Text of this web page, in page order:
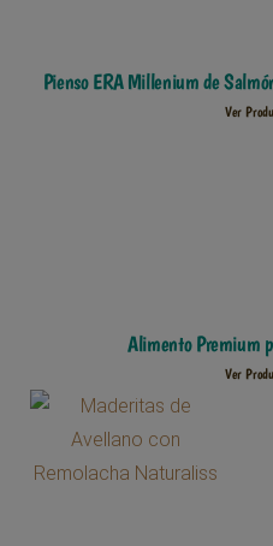
Pienso ERA Millenium de
Ver
Alimento Premium
Ver